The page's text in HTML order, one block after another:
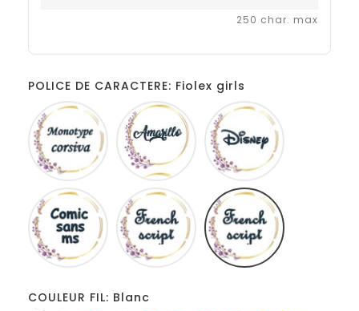
250 char. max
POLICE DE CARACTERE: Fiolex girls
Monotype
corsiva
Amarillo
Comic
sans
ms
French
script
COULEUR FIL: Blanc